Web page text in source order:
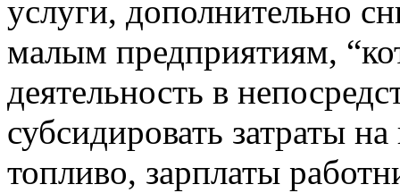
услуги, дополнительно
малым предприятиям,
деятельность в
субсидировать затраты
топливо, зарплаты